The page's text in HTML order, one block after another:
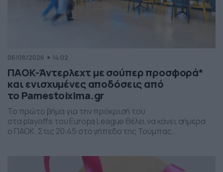
06/08/2026 14:02
ΠΑΟΚ-Άντερλεχτ με σούπερ προσφορά*
και ενισχυμένες αποδόσεις από
το Pamestoixima.gr
Το πρώτο βήμα για την πρόκρισή του
στα playoffs του Europa League θέλει να κάνει σήμερα
ο ΠΑΟΚ. Στις 20:45 στο γήπεδο της Τούμπας
απέκλεισε με 2 νίκες την Ντιναμό Κιέβου με 3-2 και 2-0.